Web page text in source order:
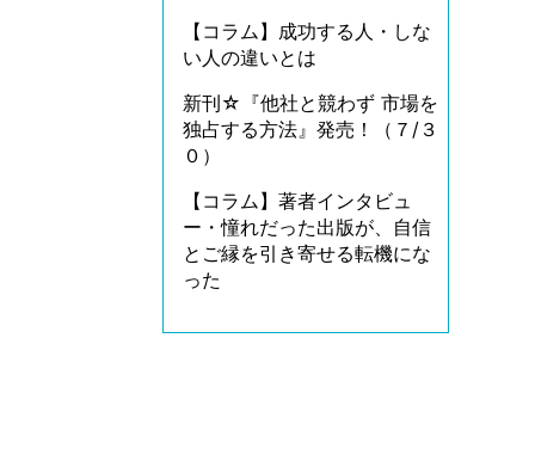
【コラム】成功する人・しな
い人の違いとは
新刊☆『他社と競わず 市場を
独占する方法』発売！（７/３
０）
【コラム】著者インタビュ
ー・憧れだった出版が、自信
とご縁を引き寄せる転機にな
った